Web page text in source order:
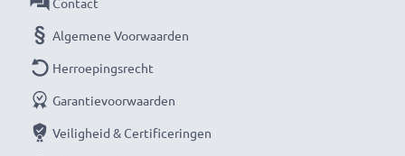
Algemene Voorwaarden
Herroepingsrecht
Garantievoorwaarden
Veiligheid & Certificeringen